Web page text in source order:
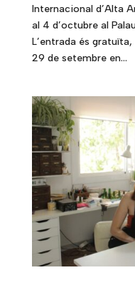
Internacional d’Alta
al 4 d’octubre al
L’entrada és
29 de setembre en...